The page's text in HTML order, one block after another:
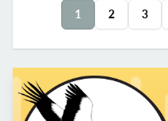
1 2 3